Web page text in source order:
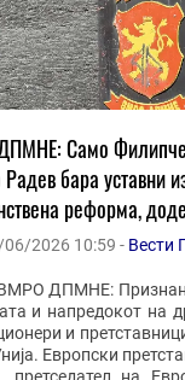
Само Филипче
Радев бара уставни
реформа,
и институции го
2026 10:59 - Вести
ДПМНЕ:
и напредокот на
и
Европски